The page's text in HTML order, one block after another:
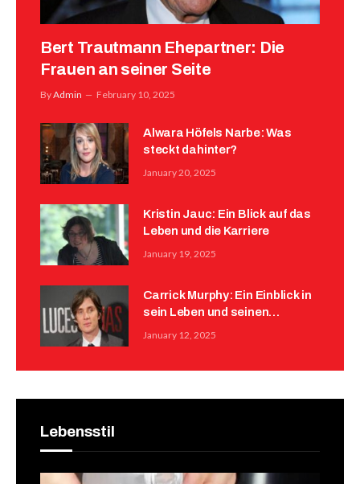
Bert Trautmann Ehepartner: Die
Frauen an seiner Seite
ByAdmin February 10, 2025
Alwara Höfels Narbe: Was
steckt dahinter?
January 20, 2025
Kristin Jauc: Ein Blick auf das
Leben und die Karriere
January 19, 2025
Carrick Murphy: Ein Einblick in
sein Leben und seinen
January 12, 2025
Lebensstil